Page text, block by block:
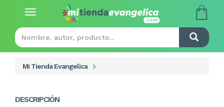
Toggle
Mi Tienda Evangelica
DESCRIPCIÓN